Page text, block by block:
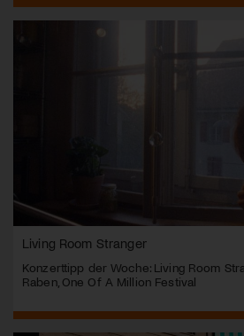
Living Room Stranger
Konzerttipp der Woche: Living Room
Raben, One Of A Million Festival